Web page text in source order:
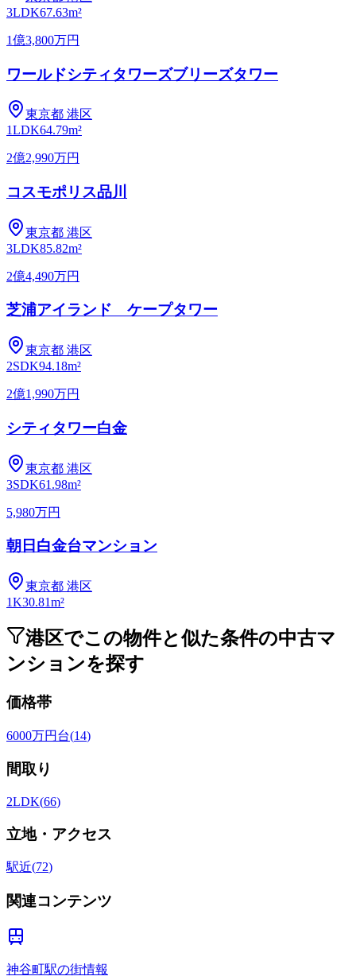
3LDK67.63m²
1億3,800万円
ワールドシティタワーズブリーズタワー
東京都 港区
1LDK64.79m²
2億2,990万円
コスモポリス品川
東京都 港区
3LDK85.82m²
2億4,490万円
芝浦アイランド ケープタワー
東京都 港区
2SDK94.18m²
2億1,990万円
シティタワー白金
東京都 港区
3SDK61.98m²
5,980万円
朝日白金台マンション
東京都 港区
1K30.81m²
港区でこの物件と似た条件の中古マ
ンションを探す
価格帯
6000万円台(14)
間取り
2LDK(66)
立地・アクセス
駅近(72)
関連コンテンツ
神谷町駅の街情報